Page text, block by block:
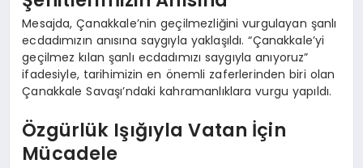
Mesajda, Çanakkale’nin geçilmezliğini vurgulayan şanlı
ecdadımızın anısına saygıyla yaklaşıldı. “Çanakkale’yi
geçilmez kılan şanlı ecdadımızı saygıyla anıyoruz”
ifadesiyle, tarihimizin en önemli zaferlerinden biri olan
Çanakkale Savaşı’ndaki kahramanlıklara vurgu yapıldı.
Özgürlük Işığıyla Vatan İçin
Mücadele